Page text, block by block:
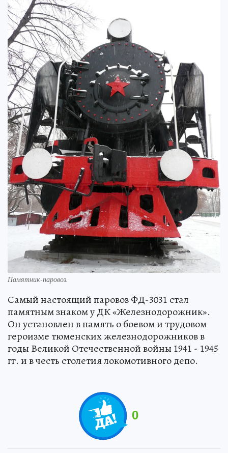
Памятник-паровоз.
Самый настоящий паровоз ФД-3031 стал
памятным знаком у ДК «Железнодорожник».
Он установлен в память о боевом и трудовом
героизме тюменских железнодорожников в
годы Великой Отечественной войны 1941 - 1945
гг. и в честь столетия локомотивного депо.
0